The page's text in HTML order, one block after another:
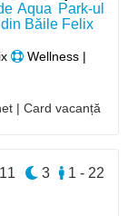
Aqua Park-ul
din Băile Felix
Wellness |
| Card vacanță
1 - 22
3
11